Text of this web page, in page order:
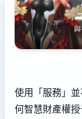
使用「服務」
何智慧財產權